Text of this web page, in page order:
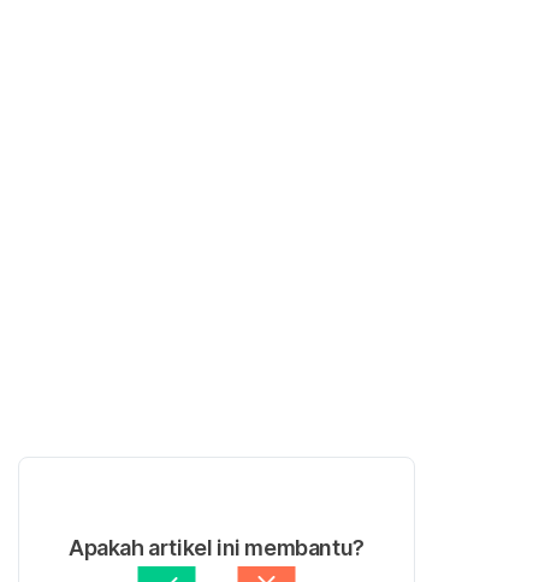
Apakah artikel ini membantu?